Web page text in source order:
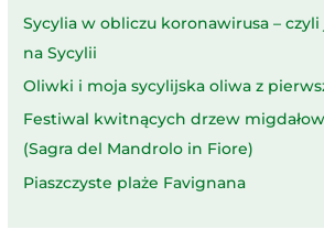
Sycylia w obliczu koronawirusa – czyli
na Sycylii
Oliwki i moja sycylijska oliwa z
Festiwal kwitnących drzew
(Sagra del Mandrolo in Fiore)
Piaszczyste plaże Favignana